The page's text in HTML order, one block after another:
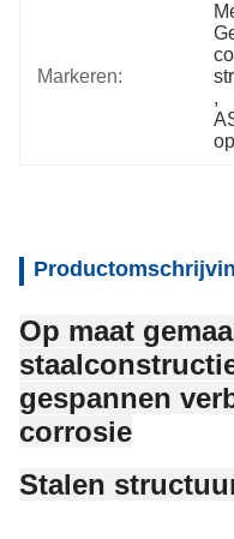
Markeren:
,
Op maat
gespannen
corrosie
Stalen